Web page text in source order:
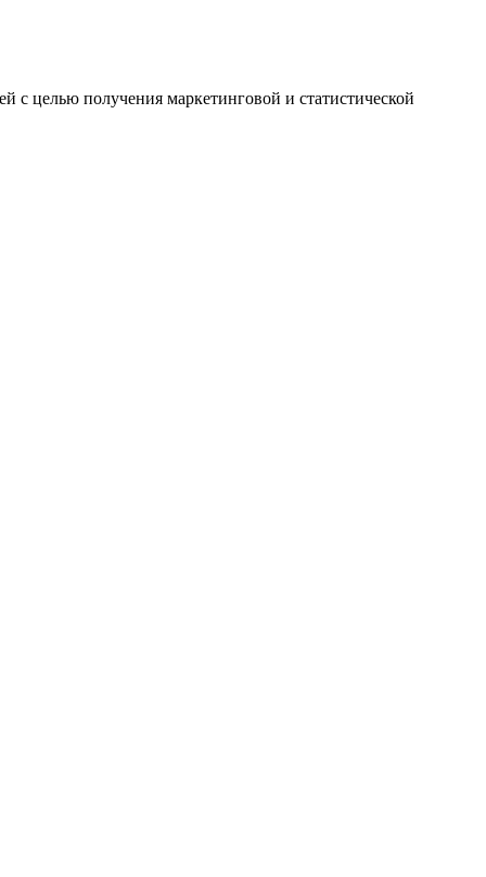
с целью получения маркетинговой и статистической